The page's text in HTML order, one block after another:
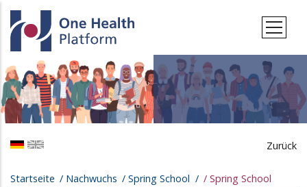
Direkt zum Inhalt
Zurück
Pfadnavigation
Startseite Nachwuchs Spring School Spring School